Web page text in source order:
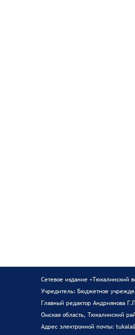
Сетевое издание «Тюкалинский
Учредитель: Бюджетное
Главный редактор Андриянова
Омская область, Тюкалинский
Адрес электронной почты: